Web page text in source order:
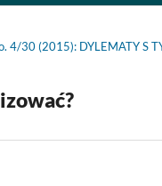
4/30 (2015): DYLEMATY S